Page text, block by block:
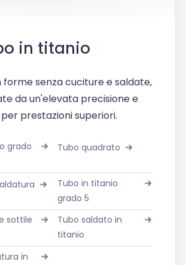
in titanio
forme senza cuciture e saldate,
da un'elevata precisione e
prestazioni superiori.
grado
Tubo quadrato
Tubo in titanio
grado 5
sottile
Tubo saldato in
titanio
in